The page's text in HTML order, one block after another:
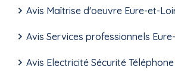
Avis Maîtrise d'oeuvre Eure-et-
Avis Services professionnels
Avis Electricité Sécurité